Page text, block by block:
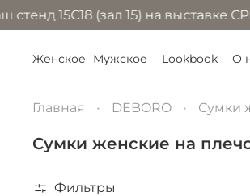
(зал 15) на выставке CPM в
Женское Мужское Lookbook О
Главная DEBORO Сумки
Сумки женские на
Фильтры